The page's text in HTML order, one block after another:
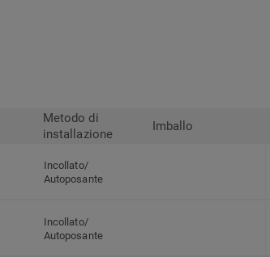
Metodo di
installazione
Imballo
Incollato/
Autoposante
Incollato/
Autoposante